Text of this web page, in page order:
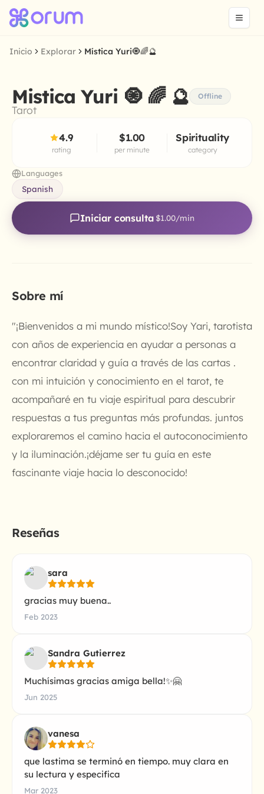
Inicio Explorar Mística Yuri🧿🌈🔮
Mistica Yuri 🧿 🌈 🔮 Offline
Tarot
4.9
rating
$1.00
per minute
Spirituality
category
Languages
Spanish
Iniciar consulta $1.00/min
Sobre mí
"¡Bienvenidos a mi mundo místico!Soy Yari, tarotista
con años de experiencia en ayudar a personas a
encontrar claridad y guía a través de las cartas .
con mi intuición y conocimiento en el tarot, te
acompañaré en tu viaje espiritual para descubrir
respuestas a tus preguntas más profundas. juntos
exploraremos el camino hacia el autoconocimiento
y la iluminación.¡déjame ser tu guía en este
fascinante viaje hacia lo desconocido!
Reseñas
sara
gracias muy buena..
Feb 2023
Sandra Gutierrez
Muchísimas gracias amiga bella!✨️🤗
Jun 2025
vanesa
que lastima se terminó en tiempo. muy clara en
su lectura y especifica
Mar 2023